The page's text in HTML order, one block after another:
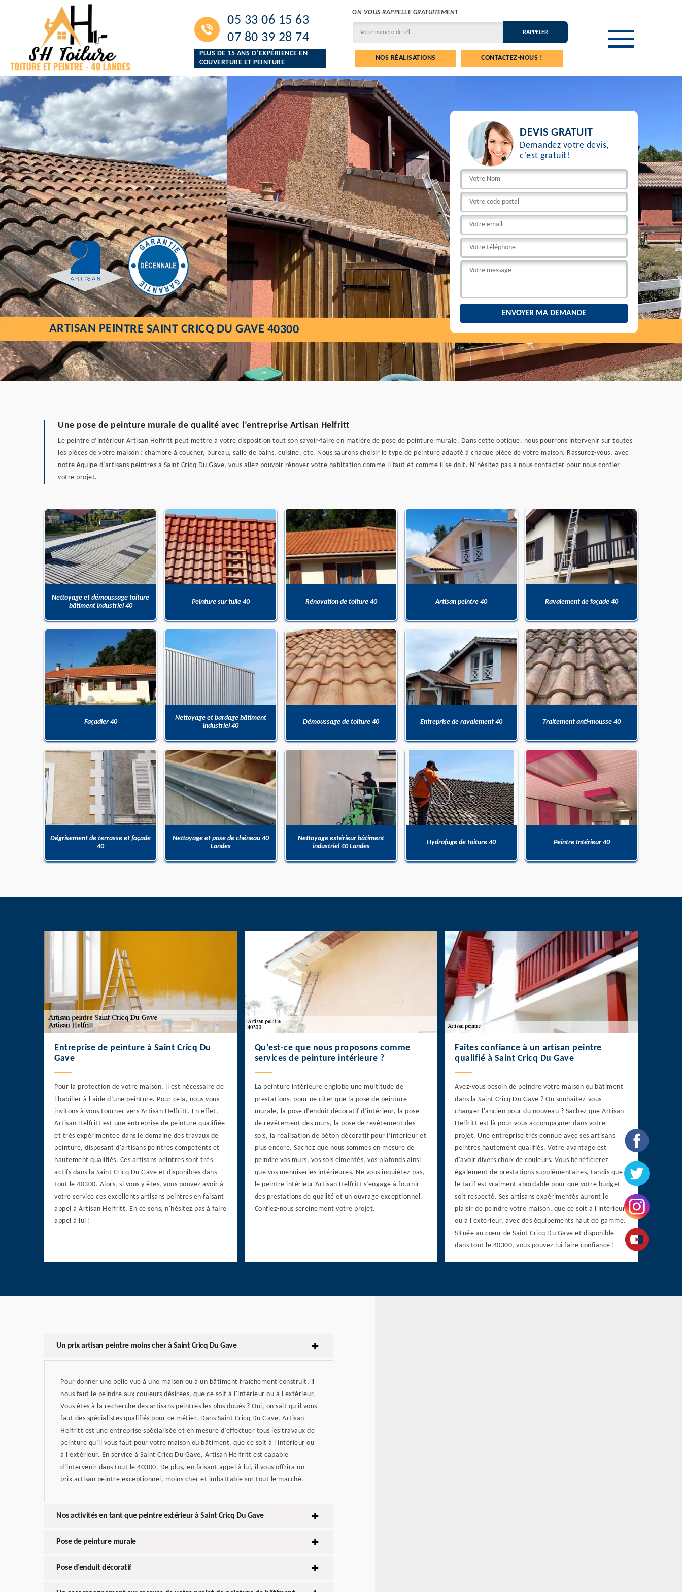
05 33 06 15 63
07 80 39 28 74
PLUS DE 15 ANS D’EXPÉRIENCE EN
COUVERTURE ET PEINTURE
ON VOUS RAPPELLE GRATUITEMENT
NOS RÉALISATIONS CONTACTEZ-NOUS !
DEVIS GRATUIT
Demandez votre devis,
c'est gratuit!
ARTISAN PEINTRE SAINT CRICQ DU GAVE 40300
Une pose de peinture murale de qualité avec l’entreprise Artisan Helfritt
Le peintre d’intérieur Artisan Helfritt peut mettre à votre disposition tout son savoir-faire en matière de pose de peinture murale. Dans cette optique, nous pourrons intervenir sur toutes
les pièces de votre maison : chambre à coucher, bureau, salle de bains, cuisine, etc. Nous saurons choisir le type de peinture adapté à chaque pièce de votre maison. Rassurez-vous, avec
notre équipe d’artisans peintres à Saint Cricq Du Gave, vous allez pouvoir rénover votre habitation comme il faut et comme il se doit. N’hésitez pas à nous contacter pour nous confier
votre projet.
Nettoyage et démoussage toiture
bâtiment industriel 40
Peinture sur tuile 40 Rénovation de toiture 40 Artisan peintre 40 Ravalement de façade 40
Façadier 40
Nettoyage et bardage bâtiment
industriel 40
Démoussage de toiture 40 Entreprise de ravalement 40 Traitement anti-mousse 40
Dégrisement de terrasse et façade
40
Nettoyage et pose de chéneau 40
Landes
Nettoyage extérieur bâtiment
industriel 40 Landes
Hydrofuge de toiture 40 Peintre Intérieur 40
Entreprise de peinture à Saint Cricq Du
Gave
Pour la protection de votre maison, il est nécessaire de
l'habiller à l'aide d’une peinture. Pour cela, nous vous
invitons à vous tourner vers Artisan Helfritt. En effet,
Artisan Helfritt est une entreprise de peinture qualifiée
et très expérimentée dans le domaine des travaux de
peinture, disposant d'artisans peintres compétents et
hautement qualifiés. Ces artisans peintres sont très
actifs dans la Saint Cricq Du Gave et disponibles dans
tout le 40300. Alors, si vous y êtes, vous pouvez avoir à
votre service ces excellents artisans peintres en faisant
appel à Artisan Helfritt. En ce sens, n'hésitez pas à faire
appel à lui !
Qu’est-ce que nous proposons comme
services de peinture intérieure ?
La peinture intérieure englobe une multitude de
prestations, pour ne citer que la pose de peinture
murale, la pose d’enduit décoratif d’intérieur, la pose
de revêtement des murs, la pose de revêtement des
sols, la réalisation de béton décoratif pour l’intérieur et
plus encore. Sachez que nous sommes en mesure de
peindre vos murs, vos sols cimentés, vos plafonds ainsi
que vos menuiseries intérieures. Ne vous inquiétez pas,
le peintre intérieur Artisan Helfritt s’engage à fournir
des prestations de qualité et un ouvrage exceptionnel.
Confiez-nous sereinement votre projet.
Faites confiance à un artisan peintre
qualifié à Saint Cricq Du Gave
Avez-vous besoin de peindre votre maison ou bâtiment
dans la Saint Cricq Du Gave ? Ou souhaitez-vous
changer l'ancien pour du nouveau ? Sachez que Artisan
Helfritt est là pour vous accompagner dans votre
projet. Une entreprise très connue avec ses artisans
peintres hautement qualifiés. Votre avantage est
d'avoir divers choix de couleurs. Vous bénéficierez
également de prestations supplémentaires, tandis que
le tarif est vraiment abordable pour que votre budget
soit respecté. Ses artisans expérimentés auront le
plaisir de peindre votre maison, que ce soit à l'intérieur
ou à l'extérieur, avec des équipements haut de gamme.
Située au cœur de Saint Cricq Du Gave et disponible
dans tout le 40300, vous pouvez lui faire confiance !
Un prix artisan peintre moins cher à Saint Cricq Du Gave
Pour donner une belle vue à une maison ou à un bâtiment fraîchement construit, il
nous faut le peindre aux couleurs désirées, que ce soit à l'intérieur ou à l'extérieur.
Vous êtes à la recherche des artisans peintres les plus doués ? Oui, on sait qu'il vous
faut des spécialistes qualifiés pour ce métier. Dans Saint Cricq Du Gave, Artisan
Helfritt est une entreprise spécialisée et en mesure d’effectuer tous les travaux de
peinture qu’il vous faut pour votre maison ou bâtiment, que ce soit à l'intérieur ou
à l'extérieur. En service à Saint Cricq Du Gave, Artisan Helfritt est capable
d’intervenir dans tout le 40300. De plus, en faisant appel à lui, il vous offrira un
prix artisan peintre exceptionnel, moins cher et imbattable sur tout le marché.
Nos activités en tant que peintre extérieur à Saint Cricq Du Gave
Pose de peinture murale
Pose d’enduit décoratif